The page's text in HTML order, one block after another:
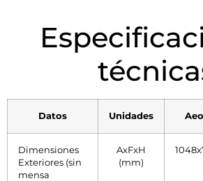
Datos Unidades
Dimensiones
Exteriores (sin
mensa
AxFxH
(mm)